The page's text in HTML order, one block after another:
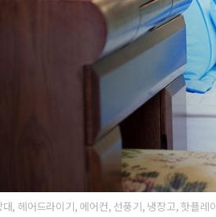
대, 헤어드라이기, 에어컨, 선풍기, 냉장고, 핫플